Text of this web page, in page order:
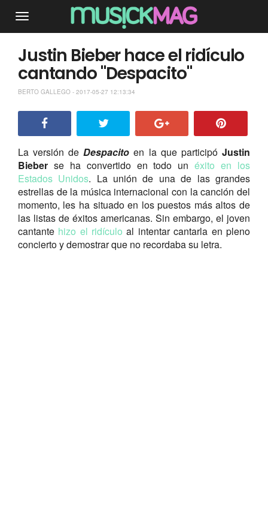
Justin Bieber hace el ridículo
cantando "Despacito"
BERTO GALLEGO - 2017-05-27 12:13:34
La versión deDespacito en la que participóJustin
Bieberse ha convertido en todo unéxito en los
Estados Unidos. La unión de una de las grandes
estrellas de la música internacional con la canción del
momento, les ha situado en los puestos más altos de
las listas de éxitos americanas. Sin embargo, el joven
cantante hizo el ridículo al intentar cantarla en pleno
concierto y demostrar que no recordaba su letra.